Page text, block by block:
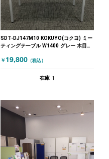
SDT-DJ147M10 KOKUYO(コクヨ) ミー
ティングテーブル W1400 グレー 木目
￥ 19,800 （税込）
在庫 1